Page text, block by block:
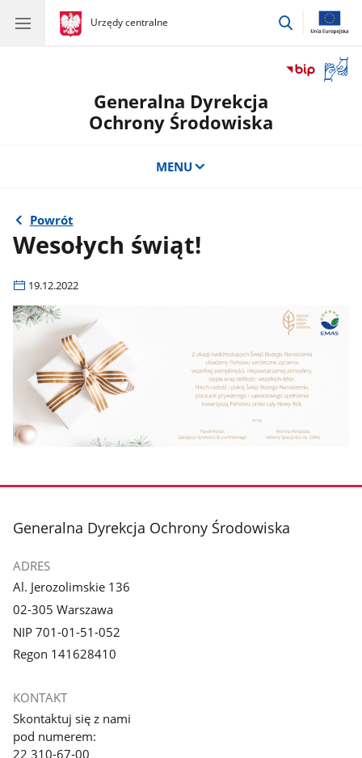
gov.pl
Urzędy centralne
gov.pl
Urzędy
przejdź
okno
Generalna Dyrekcja
Ochrony Środowiska
MENU
Powrót
Wesołych świąt!
19.12.2022
stopka
Generalna Dyrekcja Ochrony Środowiska
ADRES
Al. Jerozolimskie 136
02-305 Warszawa
NIP 701-01-51-052
Regon 141628410
KONTAKT
Skontaktuj się z nami
pod numerem:
22 310-67-00